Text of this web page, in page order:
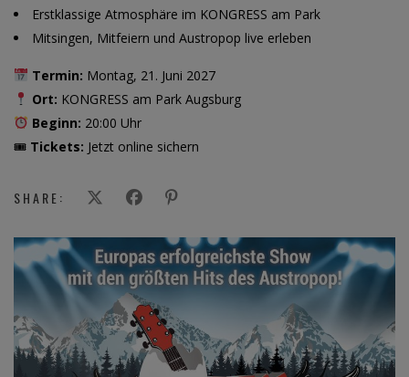
Erstklassige Atmosphäre im KONGRESS am Park
Mitsingen, Mitfeiern und Austropop live erleben
Termin: Montag, 21. Juni 2027
Ort: KONGRESS am Park Augsburg
Beginn: 20:00 Uhr
🎟 Tickets: Jetzt online sichern
SHARE: